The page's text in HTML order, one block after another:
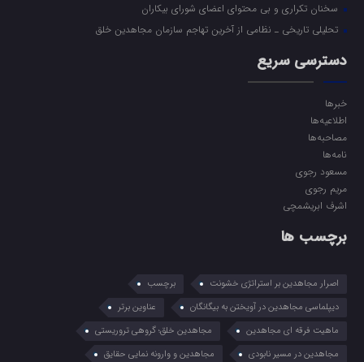
سخنان تکراری و بی محتوای اعضای شورای بیکاران
تحلیلی تاریخی ـ نظامی از آخرین تهاجم سازمان مجاهدین خلق
دسترسی سریع
خبرها
اطلاعیه‌ها
مصاحبه‌ها
نامه‌ها
مسعود رجوی
مریم رجوی
اشرف ابریشمچی
برچسب ها
اصرار مجاهدین بر استراتژی خشونت
برچسب
دیپلماسی مجاهدین در آویختن به بیگانگان
عناوین برتر
ماهیت فرقه ای مجاهدین
مجاهدین خلق؛ گروهی تروریستی
مجاهدین در مسیر نابودی
مجاهدین و وارونه نمایی حقایق